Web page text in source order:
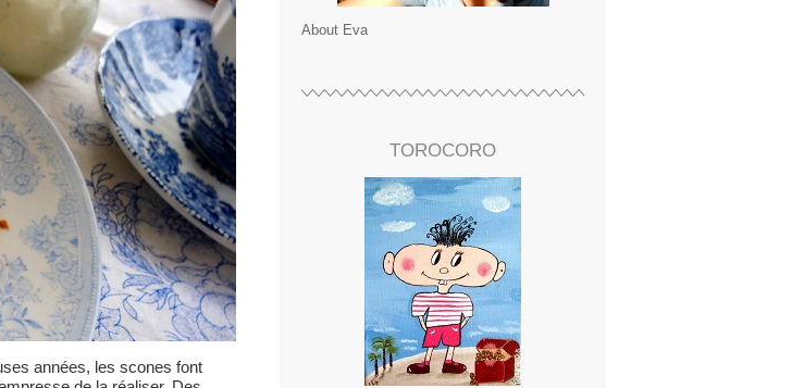
années, les scones font
About Eva
TOROCORO